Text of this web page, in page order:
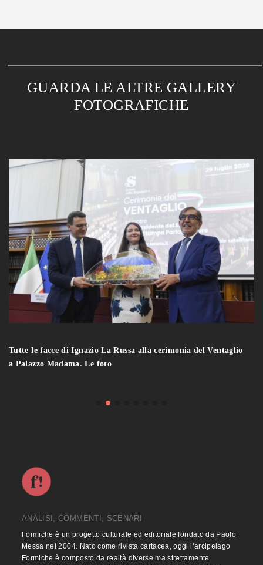
GUARDA LE ALTRE GALLERY
FOTOGRAFICHE
Tutte le facce di Ignazio La Russa alla cerimonia del Ventaglio
a Palazzo Madama. Le foto
ANALISI, COMMENTI, SCENARI
Formiche è un progetto culturale ed editoriale fondato da Paolo
Messa nel 2004. Nato come rivista cartacea, oggi l’arcipelago
Formiche è composto da realtà diverse ma strettamente